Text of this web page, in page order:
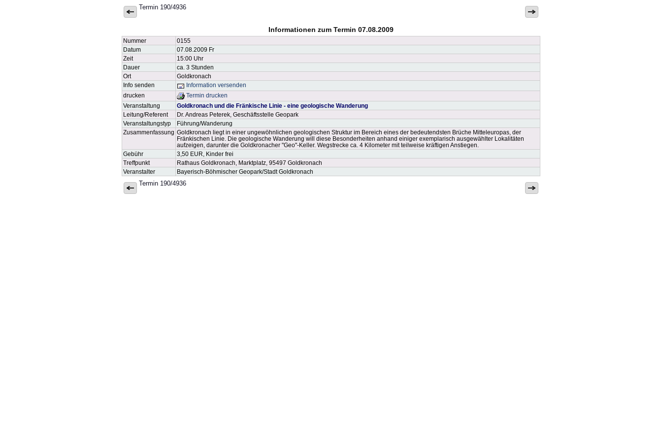
Termin 190/4936
Informationen zum Termin 07.08.2009
Nummer
0155
Datum
07.08.2009 Fr
Zeit
15:00 Uhr
Dauer
ca. 3 Stunden
Ort
Goldkronach
Info senden
Information versenden
drucken
Termin drucken
Veranstaltung
Goldkronach und die Fränkische Linie - eine geologische Wanderung
Leitung/Referent
Dr. Andreas Peterek, Geschäftsstelle Geopark
Veranstaltungstyp
Führung/Wanderung
Zusammenfassung Goldkronach liegt in einer ungewöhnlichen geologischen Struktur im Bereich eines der bedeutendsten Brüche Mitteleuropas, der
Fränkischen Linie. Die geologische Wanderung will diese Besonderheiten anhand einiger exemplarisch ausgewählter Lokalitäten
aufzeigen, darunter die Goldkronacher "Geo"-Keller. Wegstrecke ca. 4 Kilometer mit teilweise kräftigen Anstiegen.
Gebühr
3,50 EUR, Kinder frei
Treffpunkt
Rathaus Goldkronach, Marktplatz, 95497 Goldkronach
Veranstalter
Bayerisch-Böhmischer Geopark/Stadt Goldkronach
Termin 190/4936